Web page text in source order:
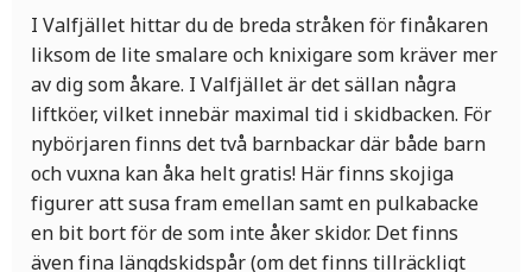
I Valfjället hittar du de breda stråken för finåkaren
liksom de lite smalare och knixigare som kräver mer
av dig som åkare. I Valfjället är det sällan några
liftköer, vilket innebär maximal tid i skidbacken. För
nybörjaren finns det två barnbackar där både barn
och vuxna kan åka helt gratis! Här finns skojiga
figurer att susa fram emellan samt en pulkabacke
en bit bort för de som inte åker skidor. Det finns
även fina längdskidspår (om det finns tillräckligt